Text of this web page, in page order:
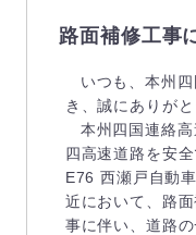
路面補修工事
いつも、本州
き、誠にありがと
本州四国連絡
四高速道路を安
E76 西瀬戸自動
近において、路
事に伴い、道路